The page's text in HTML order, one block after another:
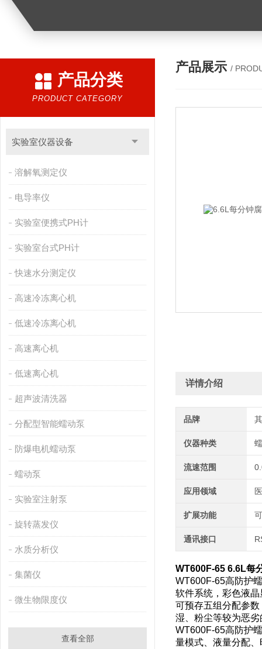
产品分类
PRODUCT CATEGORY
实验室仪器设备
溶解氧测定仪
电导率仪
实验室便携式PH计
实验室台式PH计
快速水分测定仪
高速冷冻离心机
低速冷冻离心机
高速离心机
低速离心机
超声波清洗器
分配型智能蠕动泵
防爆电机蠕动泵
蠕动泵
实验室注射泵
旋转蒸发仪
水质分析仪
集菌仪
微生物限度仪
查看全部
产品展示 /
详情介绍
品牌
仪器种类
流速范围
应用领域
扩展功能
通讯接口
WT600F-65 6.6L每
WT600F-65高防护
软件系统，彩色液
可预存五组分配参
湿、粉尘等较为恶
WT600F-65高防护
量模式、液量分配